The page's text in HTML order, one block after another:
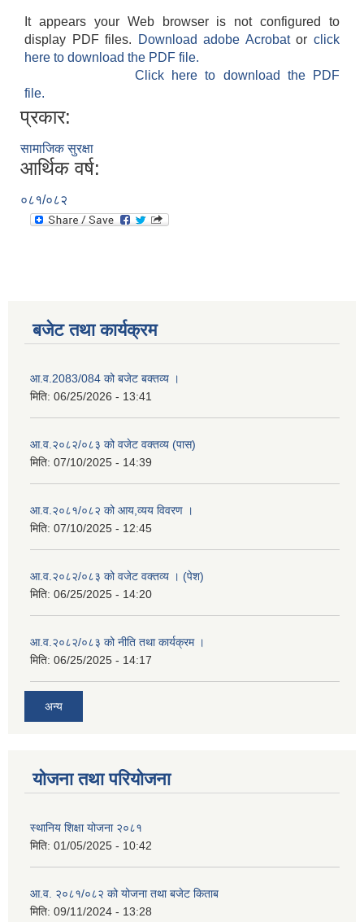
It appears your Web browser is not configured to
display PDF files.
Download adobe Acrobatorclick
here to download the PDF file.
Click here to download the PDF
file.
प्रकार:
सामाजिक सुरक्षा
आर्थिक वर्ष:
०८१/०८२
बजेट तथा कार्यक्रम
आ.व.2083/084 को बजेट बक्तव्य ।
मिति: 06/25/2026 - 13:41
आ.व.२०८२/०८३ को वजेट वक्तव्य (पास)
मिति: 07/10/2025 - 14:39
आ.व.२०८१/०८२ को आय,व्यय विवरण ।
मिति: 07/10/2025 - 12:45
आ.व.२०८२/०८३ को वजेट वक्तव्य । (पेश)
मिति: 06/25/2025 - 14:20
आ.व.२०८२/०८३ को नीति तथा कार्यक्रम ।
मिति: 06/25/2025 - 14:17
अन्य
योजना तथा परियोजना
स्थानिय शिक्षा योजना २०८१
मिति: 01/05/2025 - 10:42
आ.व. २०८१/०८२ को योजना तथा बजेट किताब
मिति: 09/11/2024 - 13:28